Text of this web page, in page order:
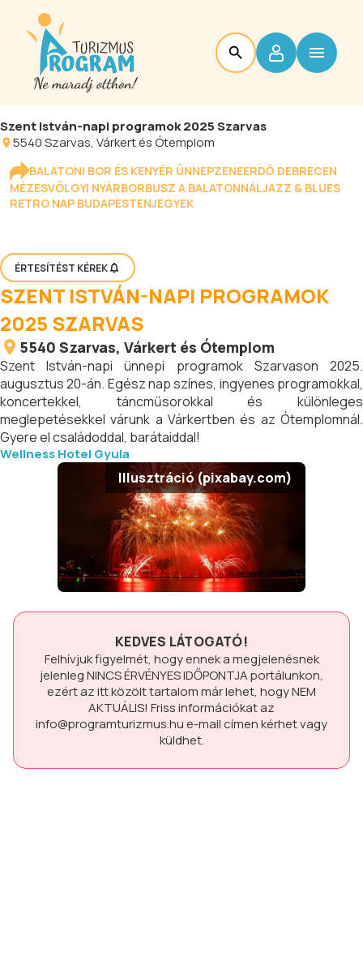
Szent István-napi programok 2025 Szarvas
5540Szarvas, Várkert és Ótemplom
BALATONI BOR ÉS KENYÉR ÜNNEPZENEERDŐ DEBRECEN
MÉZESVÖLGYI NYÁRBORBUSZ A BALATONNÁLJAZZ & BLUES
RETRO NAP BUDAPESTENJEGYEK
ÉRTESÍTÉST KÉREK
SZENT ISTVÁN-NAPI PROGRAMOK
2025 SZARVAS
5540 Szarvas, Várkert és Ótemplom
Szent István-napi ünnepi programok Szarvason 2025.
augusztus 20-án. Egész nap színes, ingyenes programokkal,
koncertekkel, táncműsorokkal és különleges
meglepetésekkel várunk a Várkertben és az Ótemplomnál.
Gyere el családoddal, barátaiddal!
Wellness Hotel Gyula
Illusztráció (pixabay.com)
KEDVES LÁTOGATÓ!
Felhívjuk figyelmét, hogy ennek a megjelenésnek
jelenlegNINCS ÉRVÉNYES IDŐPONTJAportálunkon,
ezért az itt közölt tartalom már lehet, hogyNEM
AKTUÁLIS! Friss információkat az
info@programturizmus.hue-mail címen kérhet vagy
küldhet.